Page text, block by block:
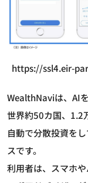
https://ssl4.eir-
WealthNaviは、AI
世界約50カ国、1.2
自動で分散投資を
スです。
利用者は、スマホ